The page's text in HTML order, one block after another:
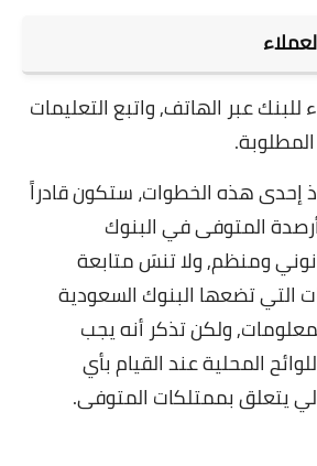
عبر الهاتف, واتبع التعليمات
إحدى هذه الخطوات، ستكون قادراً
المتوفى في البنوك
ومنظم, ولا تنسَ متابعة
التي تضعها البنوك السعودية
ولكن تذكر أنه يجب
المحلية عند القيام بأي
يتعلق بممتلكات المتوفى.